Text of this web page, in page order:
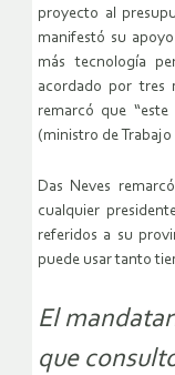
proyecto al
manifestó su
más tecnología
acordado por tres
remarcó que
(ministro de
Das Neves
cualquier
referidos a su
puede usar tanto
El
que